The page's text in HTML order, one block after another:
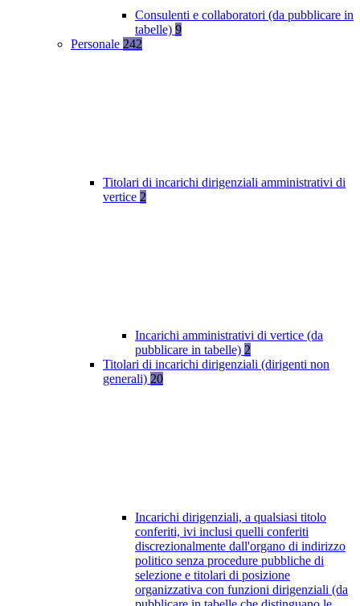
Consulenti e collaboratori (da pubblicare in
tabelle) 9
Personale 242
Titolari di incarichi dirigenziali amministrativi di
vertice 2
Incarichi amministrativi di vertice (da
pubblicare in tabelle) 2
Titolari di incarichi dirigenziali (dirigenti non
generali) 20
Incarichi dirigenziali, a qualsiasi titolo
conferiti, ivi inclusi quelli conferiti
discrezionalmente dall'organo di indirizzo
politico senza procedure pubbliche di
selezione e titolari di posizione
organizzativa con funzioni dirigenziali (da